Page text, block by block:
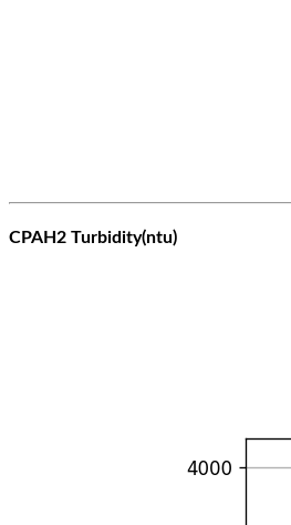
CPAH2 Turbidity(ntu)